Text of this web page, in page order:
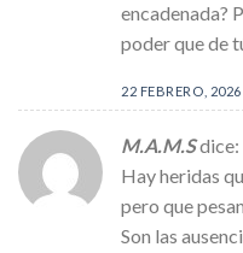
encadenada?
poder que de
22 FEBRERO,
M.A.M.Sdice:
Hay heridas
pero que
Son las